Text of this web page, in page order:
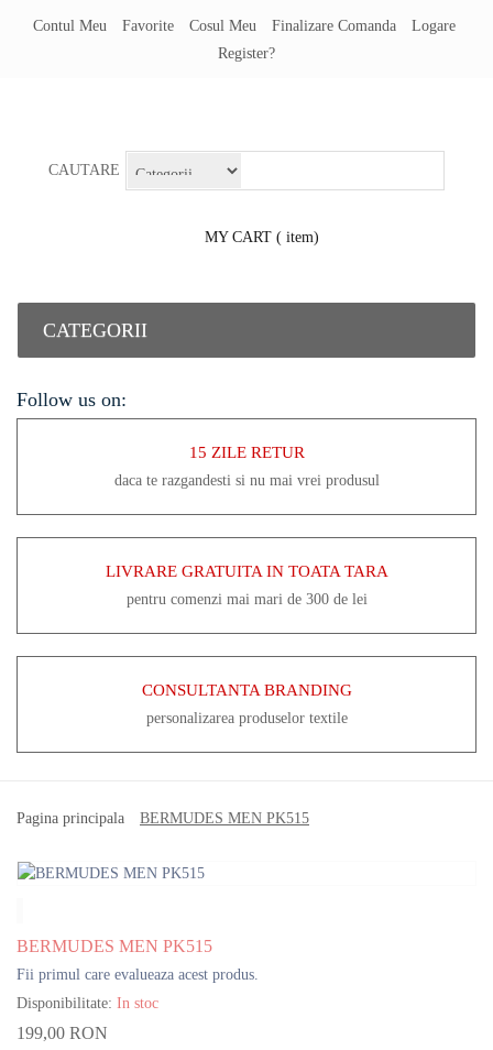
Contul Meu Favorite Cosul Meu Finalizare Comanda
Logare
Register?
CAUTARE
MY CART ( item)
CATEGORII
Follow us on:
15 ZILE RETUR
daca te razgandesti si nu mai vrei produsul
LIVRARE GRATUITA IN TOATA TARA
pentru comenzi mai mari de 300 de lei
CONSULTANTA BRANDING
personalizarea produselor textile
Pagina principala BERMUDES MEN PK515
BERMUDES MEN PK515
Fii primul care evalueaza acest produs.
Disponibilitate: In stoc
199,00 RON